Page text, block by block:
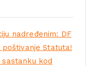
nadređenim: DF
Statuta!
sastanku kod